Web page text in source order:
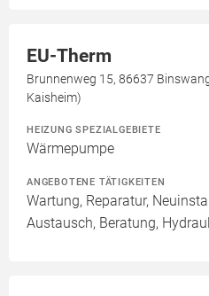
EU-Therm
Brunnenweg 15, 86637
Kaisheim)
HEIZUNG SPEZIALGEBIETE
Wärmepumpe
ANGEBOTENE TÄTIGKEITEN
Wartung, Reparatur,
Austausch, Beratung,